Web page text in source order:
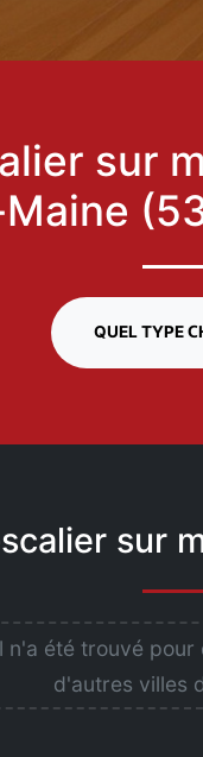
sur
QUEL TYPE
sur
n'a été trouvé
d'autres villes